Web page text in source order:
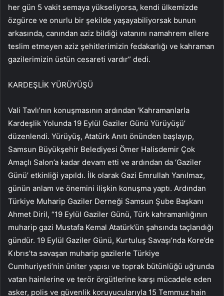
her gün 5 vakit semaya yükseliyorsa, kendi ülkemizde
özgürce ve onurlu bir şekilde yaşayabiliyorsak bunun
arkasında, canından aziz bildiği vatanını namahrem ellere
teslim etmeyen aziz şehitlerimizin fedakarlığı ve kahraman
gazilerimizin üstün cesareti vardır” dedi.
KARDEŞLİK YÜRÜYÜŞÜ
Vali Tavlı’nın konuşmasının ardından ‘Kahramanlarla
Kardeşlik Yolunda 19 Eylül Gaziler Günü Yürüyüşü’
düzenlendi. Yürüyüş, Atatürk Anıtı önünden başlayıp,
Samsun Büyükşehir Belediyesi Ömer Halisdemir Çok
Amaçlı Salon’a kadar devam etti ve ardından da ‘Gaziler
Günü’ etkinliği yapıldı. İlk olarak Gazi Emrullah Yanılmaz,
günün anlam ve önemini ilişkin konuşma yaptı. Ardından
Türkiye Muharip Gaziler Derneği Samsun Şube Başkanı
Ahmet Diril, “19 Eylül Gaziler Günü, Türk kahramanlığının
muharip gazi Mustafa Kemal Atatürk’ün şahsında taçlandığı
gündür. 19 Eylül Gaziler Günü, Kurtuluş Savaşı’nda Kore’de
Kıbrıs’ta savaşan muharip gazilerle Türkiye
Cumhuriyeti’nin üniter yapısı ve toprak bütünlüğü uğrunda
vatan hainlerine ve terör örgütlerine karşı mücadele eden
asker, polis ve güvenlik koruyucularıyla 15 Temmuz hain